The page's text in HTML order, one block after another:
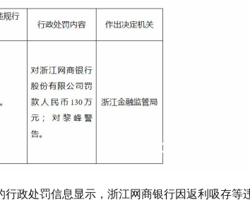
政处罚信息显示，浙江网商银行因返利吸存等